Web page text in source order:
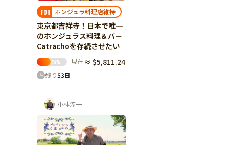
FOR ホンジュラ料理店維持
東京都吉祥寺！日本で唯一
のホンジュラス料理＆バー
Catrachoを存続させたい
45% 現在 ≈ $5,811.24
残り53日
小林淳一